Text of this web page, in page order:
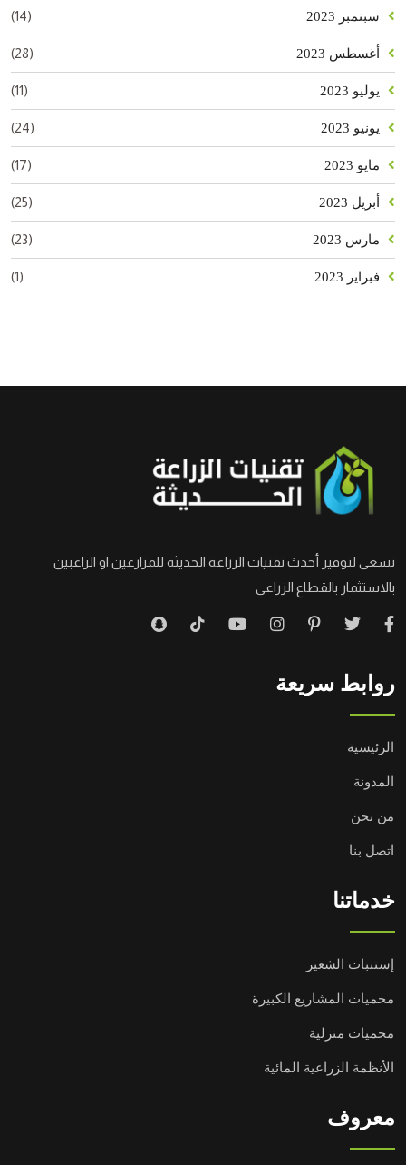
سبتمبر 2023 (14)
أغسطس 2023 (28)
يوليو 2023 (11)
يونيو 2023 (24)
مايو 2023 (17)
أبريل 2023 (25)
مارس 2023 (23)
فبراير 2023 (1)
نسعى لتوفير أحدث تقنيات الزراعة الحديثة للمزارعين او الراغبين
بالاستثمار بالقطاع الزراعي
روابط سريعة
الرئيسية
المدونة
من نحن
اتصل بنا
خدماتنا
إستنبات الشعير
محميات المشاريع الكبيرة
محميات منزلية
الأنظمة الزراعية المائية
معروف